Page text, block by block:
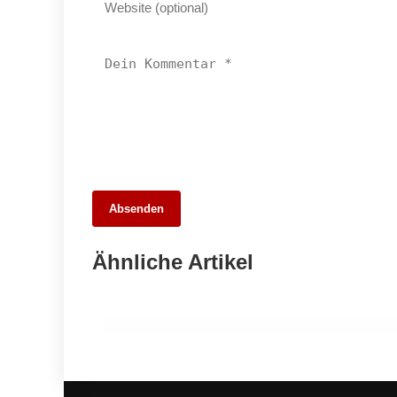
Absenden
Ähnliche Artikel
30. März 2026
Eislingen/Fils: Eine charmante Stadt in